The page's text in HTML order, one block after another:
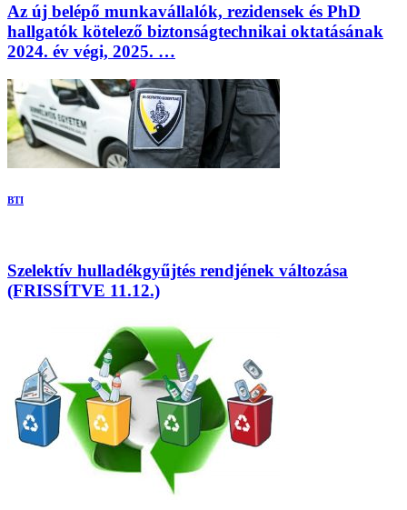
Az új belépő munkavállalók, rezidensek és PhD
hallgatók kötelező biztonságtechnikai oktatásának
2024. év végi, 2025. …
BTI
Szelektív hulladékgyűjtés rendjének változása
(FRISSÍTVE 11.12.)